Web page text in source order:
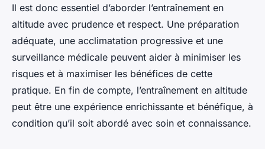
Il est donc essentiel d’aborder l’entraînement en
altitude avec prudence et respect. Une préparation
adéquate, une acclimatation progressive et une
surveillance médicale peuvent aider à minimiser les
risques et à maximiser les bénéfices de cette
pratique. En fin de compte, l’entraînement en altitude
peut être une expérience enrichissante et bénéfique, à
condition qu’il soit abordé avec soin et connaissance.